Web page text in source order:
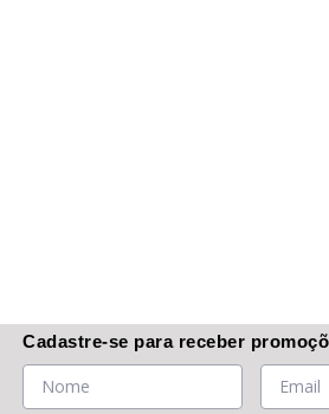
Cadastre-se para receber